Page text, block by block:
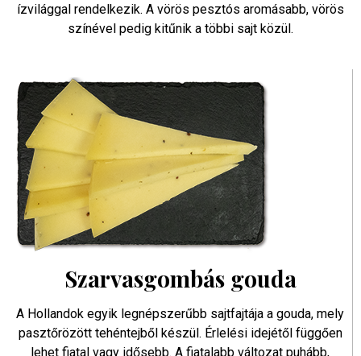
ízvilággal rendelkezik. A vörös pesztós aromásabb, vörös
színével pedig kitűnik a többi sajt közül.
Szarvasgombás gouda
A Hollandok egyik legnépszerűbb sajtfajtája a gouda, mely
pasztőrözött tehéntejből készül. Érlelési idejétől függően
lehet fiatal vagy idősebb. A fiatalabb változat puhább,